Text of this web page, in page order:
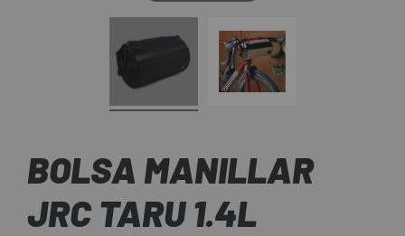
BOLSA MANILLAR
JRC TARU 1.4L